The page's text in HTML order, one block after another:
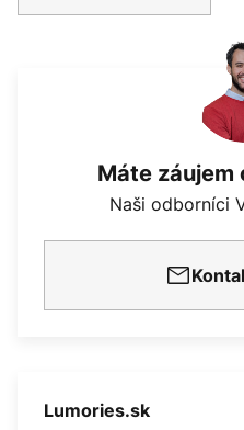
Máte záujem
Naši odborníci
Lumories.sk